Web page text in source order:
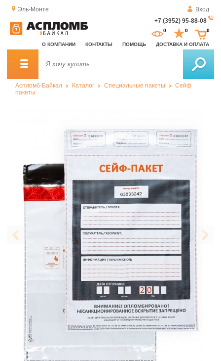
Эль-Монте
Вход
+7 (3952) 95-88-08
О КОМПАНИИ КОНТАКТЫ ПОМОЩЬ ДОСТАВКА И ОПЛАТА
0 0 0
Аспломб-Байкал Каталог Специальные пакеты
Сейф
пакеты